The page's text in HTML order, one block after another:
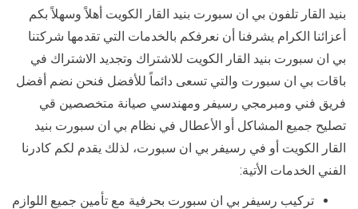
بنيد القار تلفون بي ان سبورت بنيد القار الكويت أهلاً وسهلاً بكم
أعزائنا الكرام يشرفنا أن نعرفكم بالخدمات التي تقدمها شركتنا
بي ان سبورت بنيد القار الكويت للاشتراك وتجديد الاشتراك في
باقات بي ان سبورت والتي تسعى دائماً للأفضل فنحن نضم أفضل
فريق فني ومبرمجي رسيفر ومهندسي صيانة متخصصين قي
تصليح جميع المشاكل أو الأعطال في نظام بي ان سبورت بنيد
القار الكويت أو في رسيفر بي ان سبورت، لذلك يقدم لكم كادرنا
الفني الخدمات الأتية:
تركيب رسيفر بي ان سبورت بحرفية مع تأمين جميع اللوازم